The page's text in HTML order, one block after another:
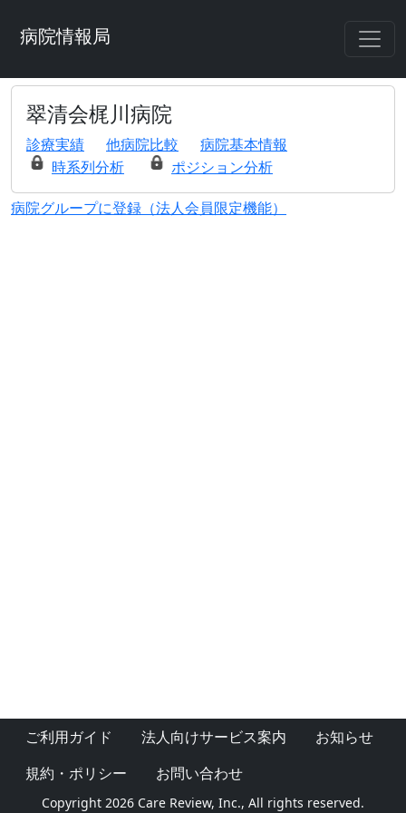
病院情報局
翠清会梶川病院
診療実績 他病院比較
病院基本情報
時系列分析
ポジション分析
病院グループに登録（法人会員限定機能）
ご利用ガイド 法人向けサービス案内
お知らせ
規約・ポリシー
お問い合わせ
Copyright 2026 Care Review, Inc., All rights reserved.